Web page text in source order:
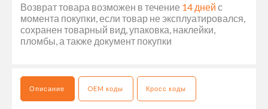
Возврат товара возможен в течение 14 дней с
момента покупки, если товар не эксплуатировался,
сохранен товарный вид, упаковка, наклейки,
пломбы, а также документ покупки
Описание OEM коды Кросс коды